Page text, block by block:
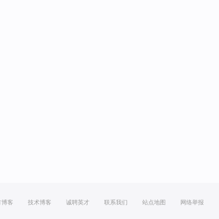
博客 技术博客 诚聘英才 联系我们 站点地图 网络举报